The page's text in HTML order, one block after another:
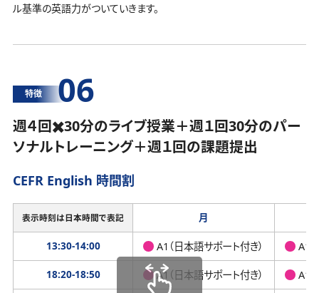
ル基準の英語力がついていきます。
特徴 06
週４回✖️30分のライブ授業＋週１回30分のパー
ソナルトレーニング＋週１回の課題提出
CEFR English 時間割
表示時刻は日本時間で表記 月
13:30-14:00 A1（日本語サポート付き） A1
18:20-18:50 A1（日本語サポート付き） A1